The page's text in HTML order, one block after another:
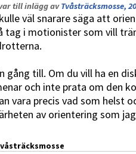
till inlägg avTvåsträcksmosse,
väl snarare säga att
tag i motionister som vill
gång till. Om du vill ha en
och inte prata om den
vara precis vad som helst
av orientering som